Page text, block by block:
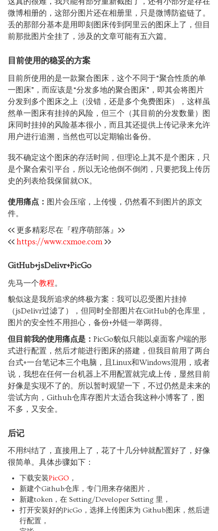
微博相册的，这部分图片还在相册里，只是微博防盗链了。
丢的那部分基本是用即刻图床传到阿里云的图床上了，但目
前那批图片全挂了，涉及的文章可能有五六篇。
目前使用的稳妥的方案
目前所使用的是一款聚合图床，这个不同于“聚合性质的单
一图床”，而应该是“分发多地的聚合图床”，即其会将图片
分发到多个图床之上（没错，还是多个免费图床），这样虽
然单一图床有挂掉的风险，但三个（其目前的分发数量）图
床同时挂掉的风险基本很小，而且其还提供上传记录来允许
用户进行追溯，当然也可以定期输出备份。
我不确定这个图床的存活时间，但理论上其不是个图床，只
是个聚合索引平台，所以无论他倒不倒闭，只要把我上传历
史的列表给我保留就OK。
使用痛点： 图片会压缩，上传慢，仍然看不到图片的原文
件。
<< 更多精彩尽在『程序萌部落』 >>
<< https://www.cxmoe.com >>
GitHub+jsDelivr+PicGo
先马一个教程。
貌似这是我所追求的终极方案：我可以忍受图片挂掉
（jsDelivr过滤了），但同时全部图片在GitHub的仓库里，
图片的安全性不用担心，备份+外链一举两得。
但目前我的使用痛点是： PicGo貌似只能以桌面客户端的形
式进行配置，然后才能进行图床的搭建，但我目前用了两台
台式+一台笔记本三个电脑，且Linux和Windows混用，或者
说，我想在任何一台机器上不用配置就完成上传，显然目前
好像是实现不了的。所以暂时观望一下，不过仍然是未来的
尝试方向，Githuh仓库存图片太适合我这种小博客了，图
不多，又安全。
后记
不用纠结了，直接用上了，花了十几分钟就配置好了，好像
很简单。具体步骤如下：
下载安装PicGO ，
新建个Github仓库，专门用来存储图片，
新建token，在 Setting/Developer Setting 里，
打开安装好的PicGo，选择上传图床为 Github图床，然后进
行配置，